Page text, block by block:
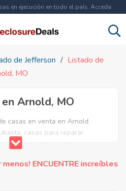
en ejecución en todo el país. Acceda
de Jefferson
Listado de
MO
Arnold, MO
casas en venta en Arnold
casas para reparar,
el banco, ejecuciones
estas increibles ofertas en Bienes
ENCUENTRE increíbles